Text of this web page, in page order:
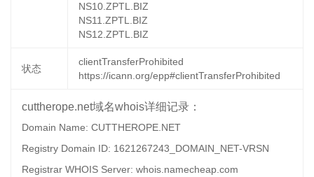
NS10.ZPTL.BIZ
NS11.ZPTL.BIZ
NS12.ZPTL.BIZ
状态
clientTransferProhibited
https://icann.org/epp#clientTransferProhibited
cuttherope.net域名whois详细记录：
Domain Name: CUTTHEROPE.NET
Registry Domain ID: 1621267243_DOMAIN_NET-VRSN
Registrar WHOIS Server: whois.namecheap.com